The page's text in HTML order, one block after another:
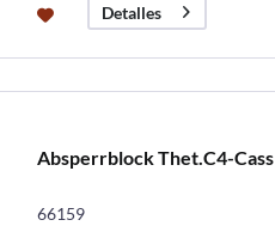
Detalles
Absperrblock Thet.C4-Cass
66159